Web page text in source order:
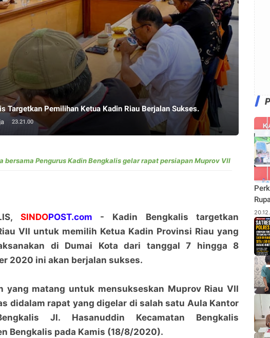
Targetkan Pemilihan Ketua Kadin Riau Berjalan Sukses.
23.21.00
bersama Pengurus Kadin Bengkalis gelar rapat persiapan Muprov VII
SINDOPOST.com - Kadin Bengkalis targetkan
VII untuk memilih Ketua Kadin Provinsi Riau yang
di Dumai Kota dari tanggal 7 hingga 8
2020 ini akan berjalan sukses.
yang matang untuk mensukseskan Muprov Riau VII
didalam rapat yang digelar di salah satu Aula Kantor
Jl. Hasanuddin Kecamatan Bengkalis
Bengkalis pada Kamis (18/8/2020).
Rhu